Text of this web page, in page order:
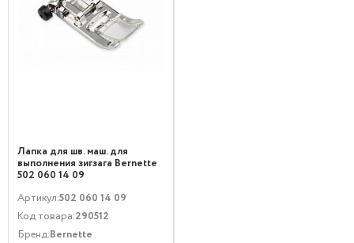
Лапка для шв. маш. для
выполнения зигзага Bernette
502 060 14 09
Артикул:502 060 14 09
Код товара:290512
Бренд:Bernette